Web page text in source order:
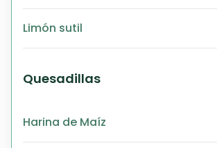
Limón sutil
Quesadillas
Harina de Maíz